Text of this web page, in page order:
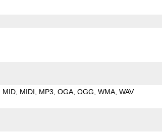
MID MIDI MP3 OGA OGG WMA WAV